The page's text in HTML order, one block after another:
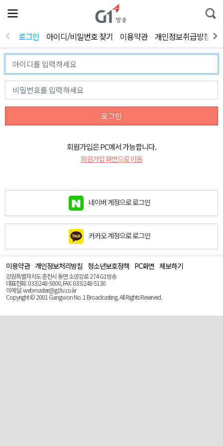
전
체
뉴
열
통
합
색
로그인 아이디/비밀번호 찾기 이용약관 개인정보취급방침
로그인
회원가입은 PC에서 가능합니다.
회원가입 화면으로 이동
네이버 계정으로 로그인
카카오 계정으로 로그인
이용약관 개인정보처리방침 청소년보호정책 PC화면 제보하기
강원특별자치도 춘천시 동면 소양강로 274 G1방송
대표전화: 033)248-5000, FAX: 033)248-5130
이메일: webmaster@g1tv.co.kr
Copyright © 2001 Gangwon No. 1 Broadcasting. All Rights Reserved.